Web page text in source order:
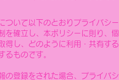
ついて以下のとおりプライバシー
を確立し、本ポリシーに則り、個
得し、どのように利用・共有する
るものです。
の登録をされた場合、プライバシ